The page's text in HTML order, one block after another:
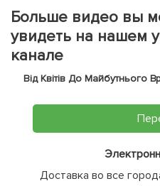
Больше видео вы
увидеть на нашем
канале
Від Квітів До Майбутнього
Доставка во все